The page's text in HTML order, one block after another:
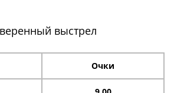
выстрел
Очки